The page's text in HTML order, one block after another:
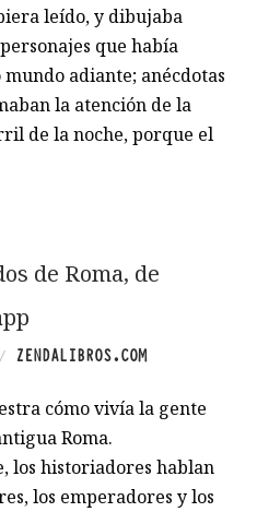
leído, y dibujaba
que había
adiante; anécdotas
la atención de la
de la noche, porque el
de Roma, de
/ ZENDALIBROS.COM
cómo vivía la gente
Roma.
los historiadores hablan
los emperadores y los